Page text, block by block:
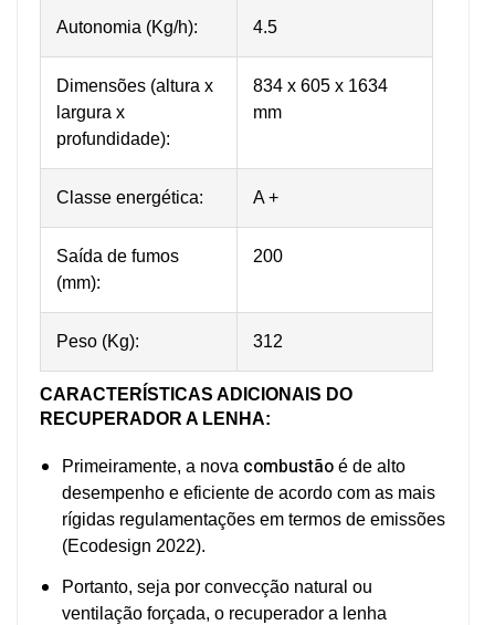
Autonomia (Kg/h): 4.5
Dimensões (altura x
largura x
profundidade):
834 x 605 x 1634
mm
Classe energética: A +
Saída de fumos
(mm):
200
Peso (Kg): 312
CARACTERÍSTICAS ADICIONAIS DO
RECUPERADOR A LENHA:
Primeiramente, a nova combustão é de alto
desempenho e eficiente de acordo com as mais
rígidas regulamentações em termos de emissões
(Ecodesign 2022).
Portanto, seja por convecção natural ou
ventilação forçada, o recuperador a lenha